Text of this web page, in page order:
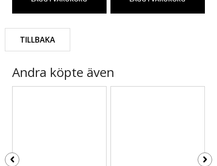
TILLBAKA
Andra köpte även